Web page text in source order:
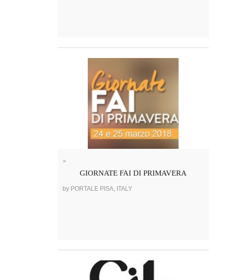
>
GIORNATE FAI DI PRIMAVERA
by PORTALE PISA, ITALY